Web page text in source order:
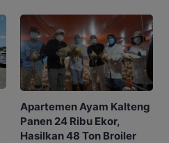
Apartemen Ayam Kalteng
Panen 24 Ribu Ekor,
Hasilkan 48 Ton Broiler